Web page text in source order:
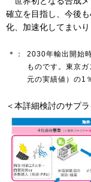
確立を目指し、今後
化、加速化してまいり
＊：
2030年輸出開始
ものです。東京
元の実績値）の1
＜本詳細検討のサプ